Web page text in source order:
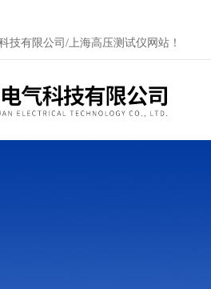
技有限公司/上海高压测试仪网站！